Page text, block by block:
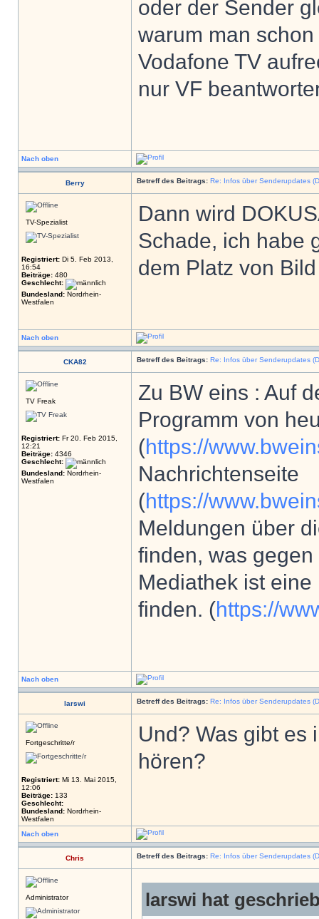
oder der Sender
warum man
Vodafone TV
nur VF
Nach oben
Berry Betreff des Beitrags: Re: Infos über Senderupdates
TV-Spezialist
Registriert: Di 5. Feb 2013,
16:54
Beiträge: 480
Geschlecht:
Bundesland: Nordrhein-
Westfalen
Dann wird
Schade, ich habe
dem Platz von
Nach oben
CKA82 Betreff des Beitrags: Re: Infos über Senderupdates
TV Freak
Registriert: Fr 20. Feb 2015,
12:21
Beiträge: 4346
Geschlecht:
Bundesland: Nordrhein-
Westfalen
Zu BW eins : Auf
Programm von
(https://
Nachrichtenseite
(https://
Meldungen über
finden, was
Mediathek ist
finden. (https://
Nach oben
larswi Betreff des Beitrags: Re: Infos über Senderupdates
Fortgeschritte/r
Registriert: Mi 13. Mai 2015,
12:06
Beiträge: 133
Geschlecht:
Bundesland: Nordrhein-
Westfalen
Und? Was gibt es
hören?
Nach oben
Chris Betreff des Beitrags: Re: Infos über Senderupdates
Administrator larswi hat